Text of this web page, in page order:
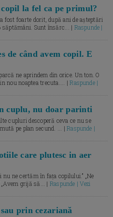
la fel ca pe primul?
fost foarte dorit, după ani de așteptări
săptămâni. Sunt însărc... | Raspunde |
de când avem copil. E
ne aprindem din orice. Un ton. O
nou noaptea trecuta.... |Raspunde |
cuplu, nu doar parinti
cupluri descoperă ceva ce nu se
pe plan secund. ... |Raspunde |
care plutesc in aer
ne certăm în fața copilului.” „Ne
grijă să... | Raspunde | Vezi
prin cezariană